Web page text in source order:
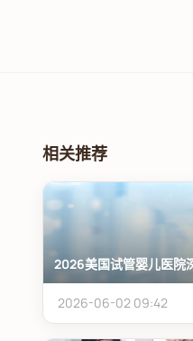
相关推荐
2026美国试管婴儿医院
2026-06-02 09:42